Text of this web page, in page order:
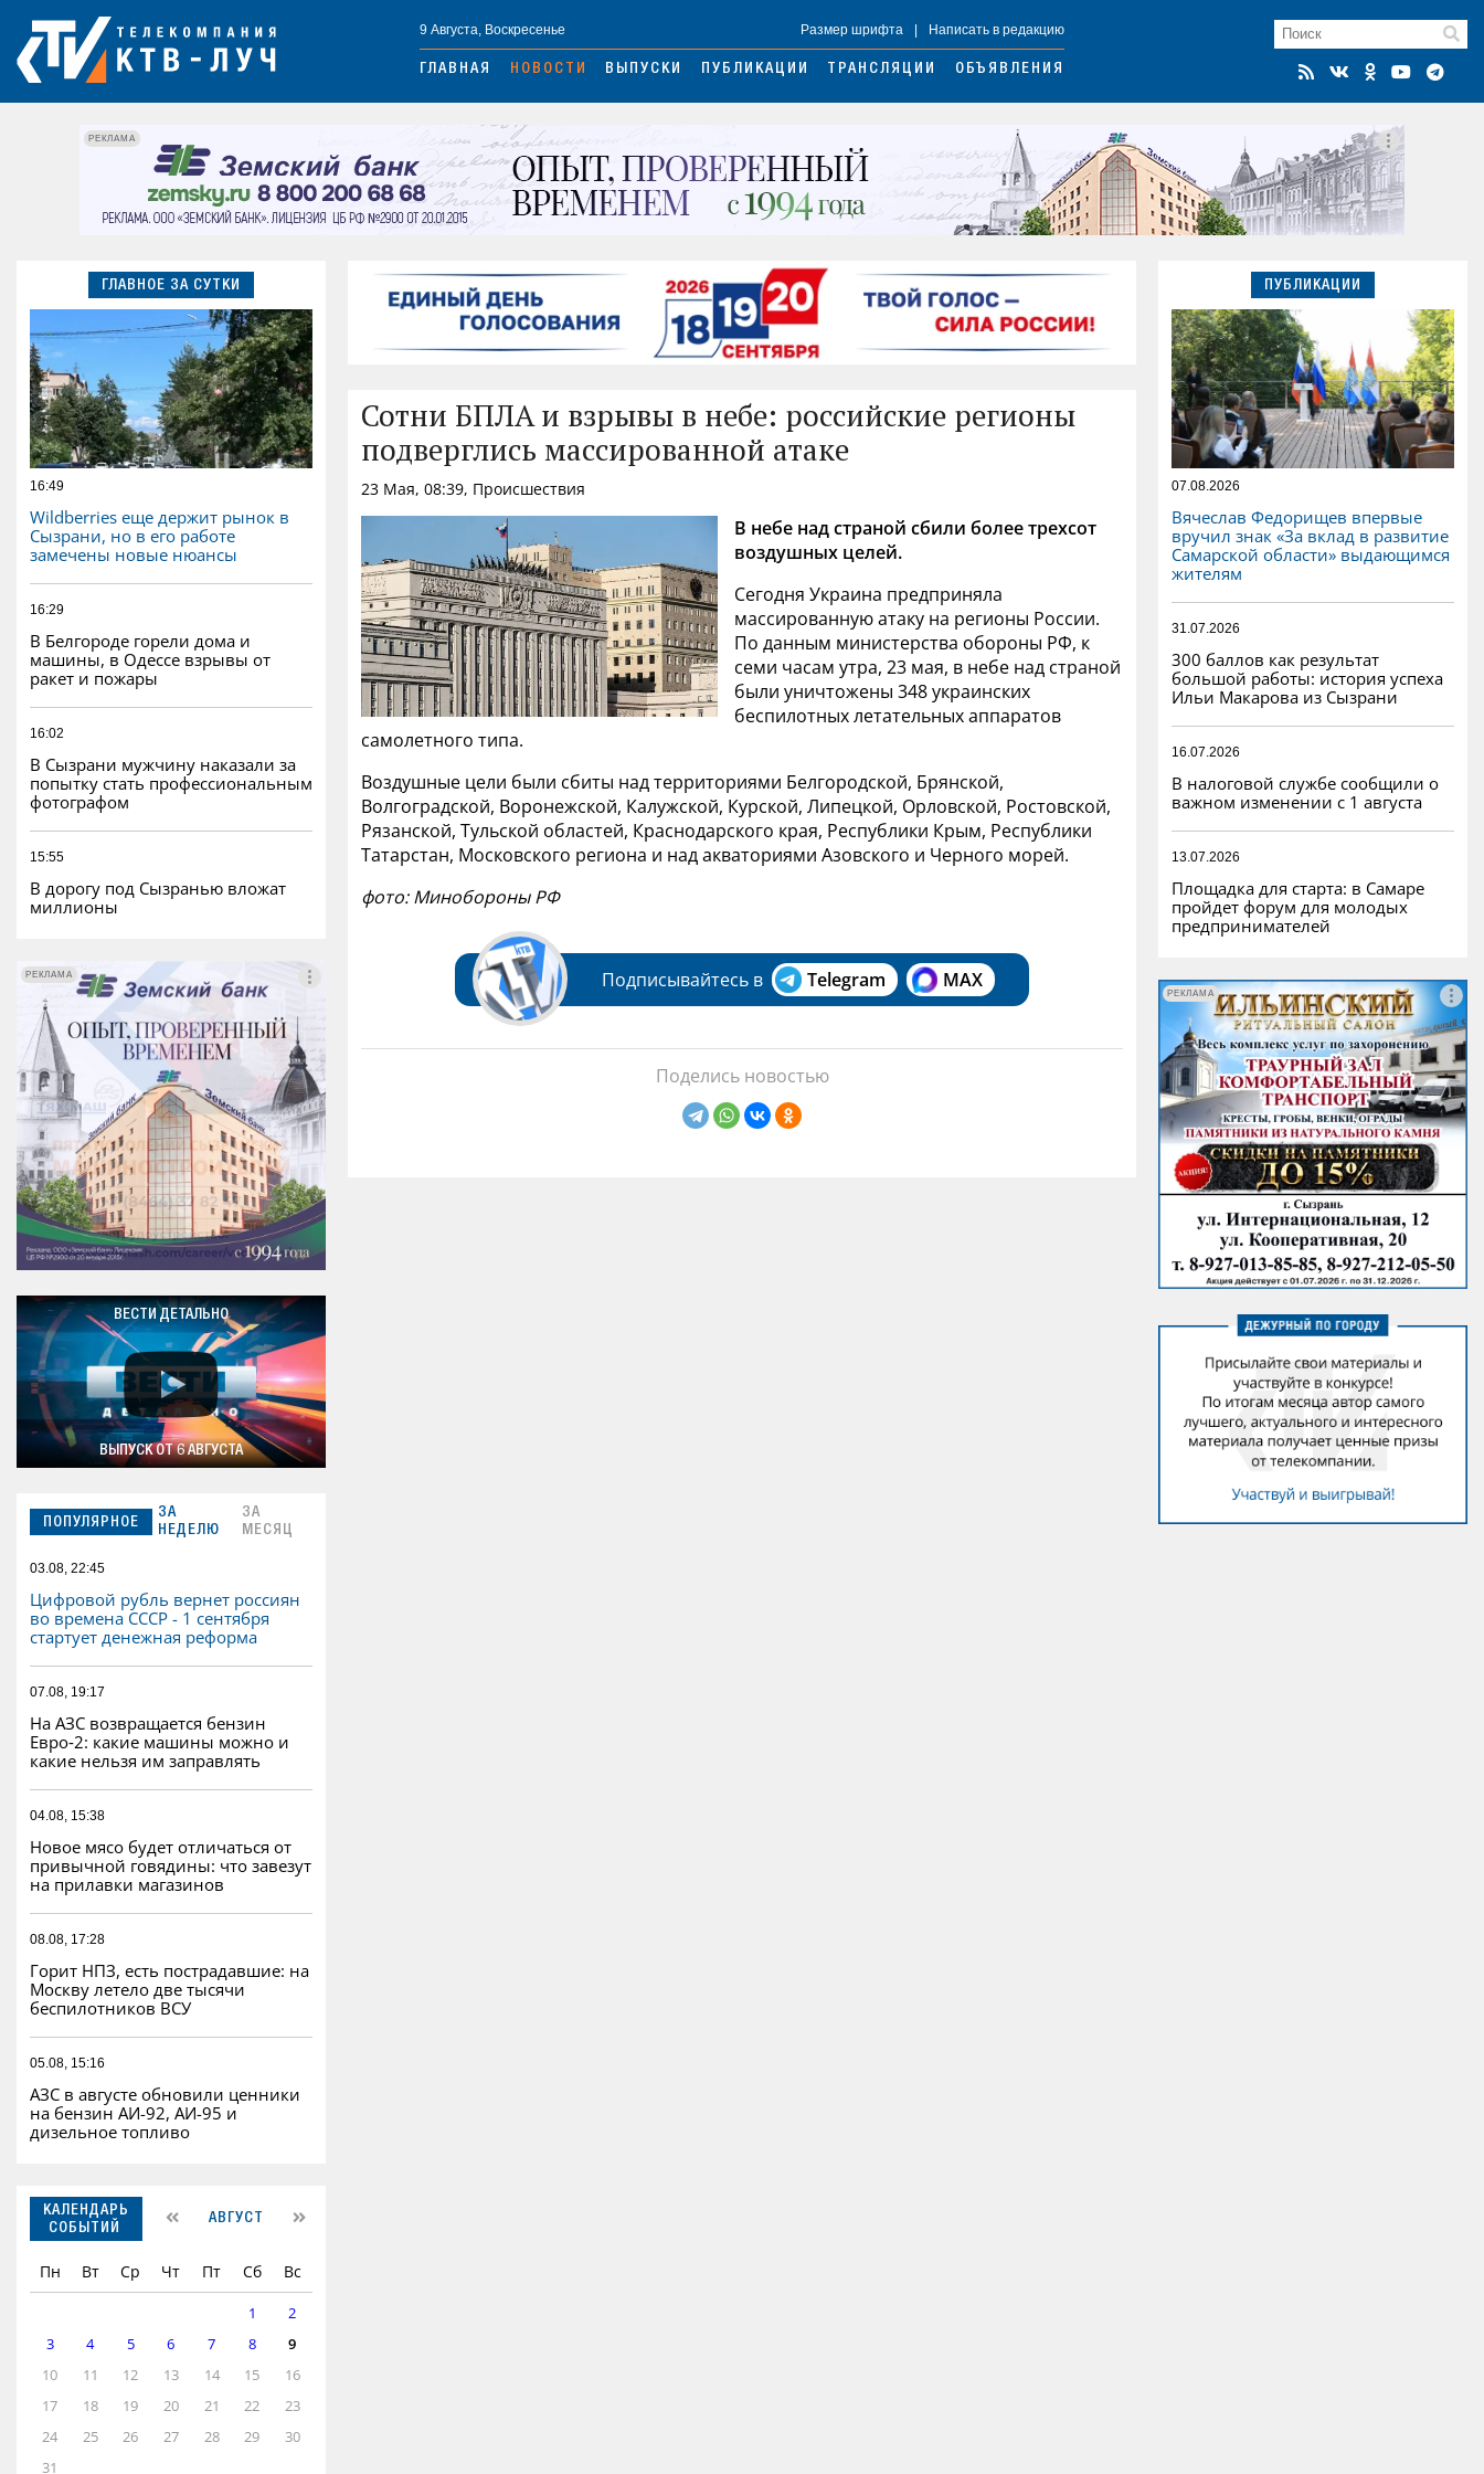
9 Августа, Воскресенье Размер шрифта Написать в редакцию
ГЛАВНАЯ НОВОСТИ ВЫПУСКИ ПУБЛИКАЦИИ ТРАНСЛЯЦИИ ОБЪЯВЛЕНИЯ
РЕКЛАМА
ГЛАВНОЕ ЗА СУТКИ
16:49
Wildberries еще держит рынок в
Сызрани, но в его работе
замечены новые нюансы
16:29
В Белгороде горели дома и
машины, в Одессе взрывы от
ракет и пожары
16:02
В Сызрани мужчину наказали за
попытку стать профессиональным
фотографом
15:55
В дорогу под Сызранью вложат
миллионы
РЕКЛАМА
РЕКЛАМА
ВЕСТИ ДЕТАЛЬНО
ВЫПУСК ОТ 6 АВГУСТА
ПОПУЛЯРНОЕ
ЗА
НЕДЕЛЮ
ЗА
МЕСЯЦ
03.08, 22:45
Цифровой рубль вернет россиян
во времена СССР - 1 сентября
стартует денежная реформа
07.08, 19:17
На АЗС возвращается бензин
Евро‑2: какие машины можно и
какие нельзя им заправлять
04.08, 15:38
Новое мясо будет отличаться от
привычной говядины: что завезут
на прилавки магазинов
08.08, 17:28
Горит НПЗ, есть пострадавшие: на
Москву летело две тысячи
беспилотников ВСУ
05.08, 15:16
АЗС в августе обновили ценники
на бензин АИ-92, АИ-95 и
дизельное топливо
КАЛЕНДАРЬ
СОБЫТИЙ
АВГУСТ
Пн Вт Ср Чт Пт Сб Вс
1
2
3
4 5 6 7 8
9
10
11 12 13 14 15
16
17
18 19 20 21 22
23
24
25 26 27 28 29
30
31
Сотни БПЛА и взрывы в небе: российские регионы
подверглись массированной атаке
23 Мая, 08:39, Происшествия
В небе над страной сбили более трехсот
воздушных целей.
Сегодня Украина предприняла
массированную атаку на регионы России.
По данным министерства обороны РФ, к
семи часам утра, 23 мая, в небе над страной
были уничтожены 348 украинских
беспилотных летательных аппаратов
самолетного типа.
Воздушные цели были сбиты над территориями Белгородской, Брянской,
Волгоградской, Воронежской, Калужской, Курской, Липецкой, Орловской, Ростовской,
Рязанской, Тульской областей, Краснодарского края, Республики Крым, Республики
Татарстан, Московского региона и над акваториями Азовского и Черного морей.
фото: Минобороны РФ
Подписывайтесь в Telegram MAX
Поделись новостью
ПУБЛИКАЦИИ
07.08.2026
Вячеслав Федорищев впервые
вручил знак «За вклад в развитие
Самарской области» выдающимся
жителям
31.07.2026
300 баллов как результат
большой работы: история успеха
Ильи Макарова из Сызрани
16.07.2026
В налоговой службе сообщили о
важном изменении с 1 августа
13.07.2026
Площадка для старта: в Самаре
пройдет форум для молодых
предпринимателей
РЕКЛАМА